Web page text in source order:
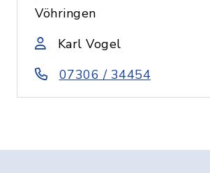
Vöhringen
Karl Vogel
07306 / 34454